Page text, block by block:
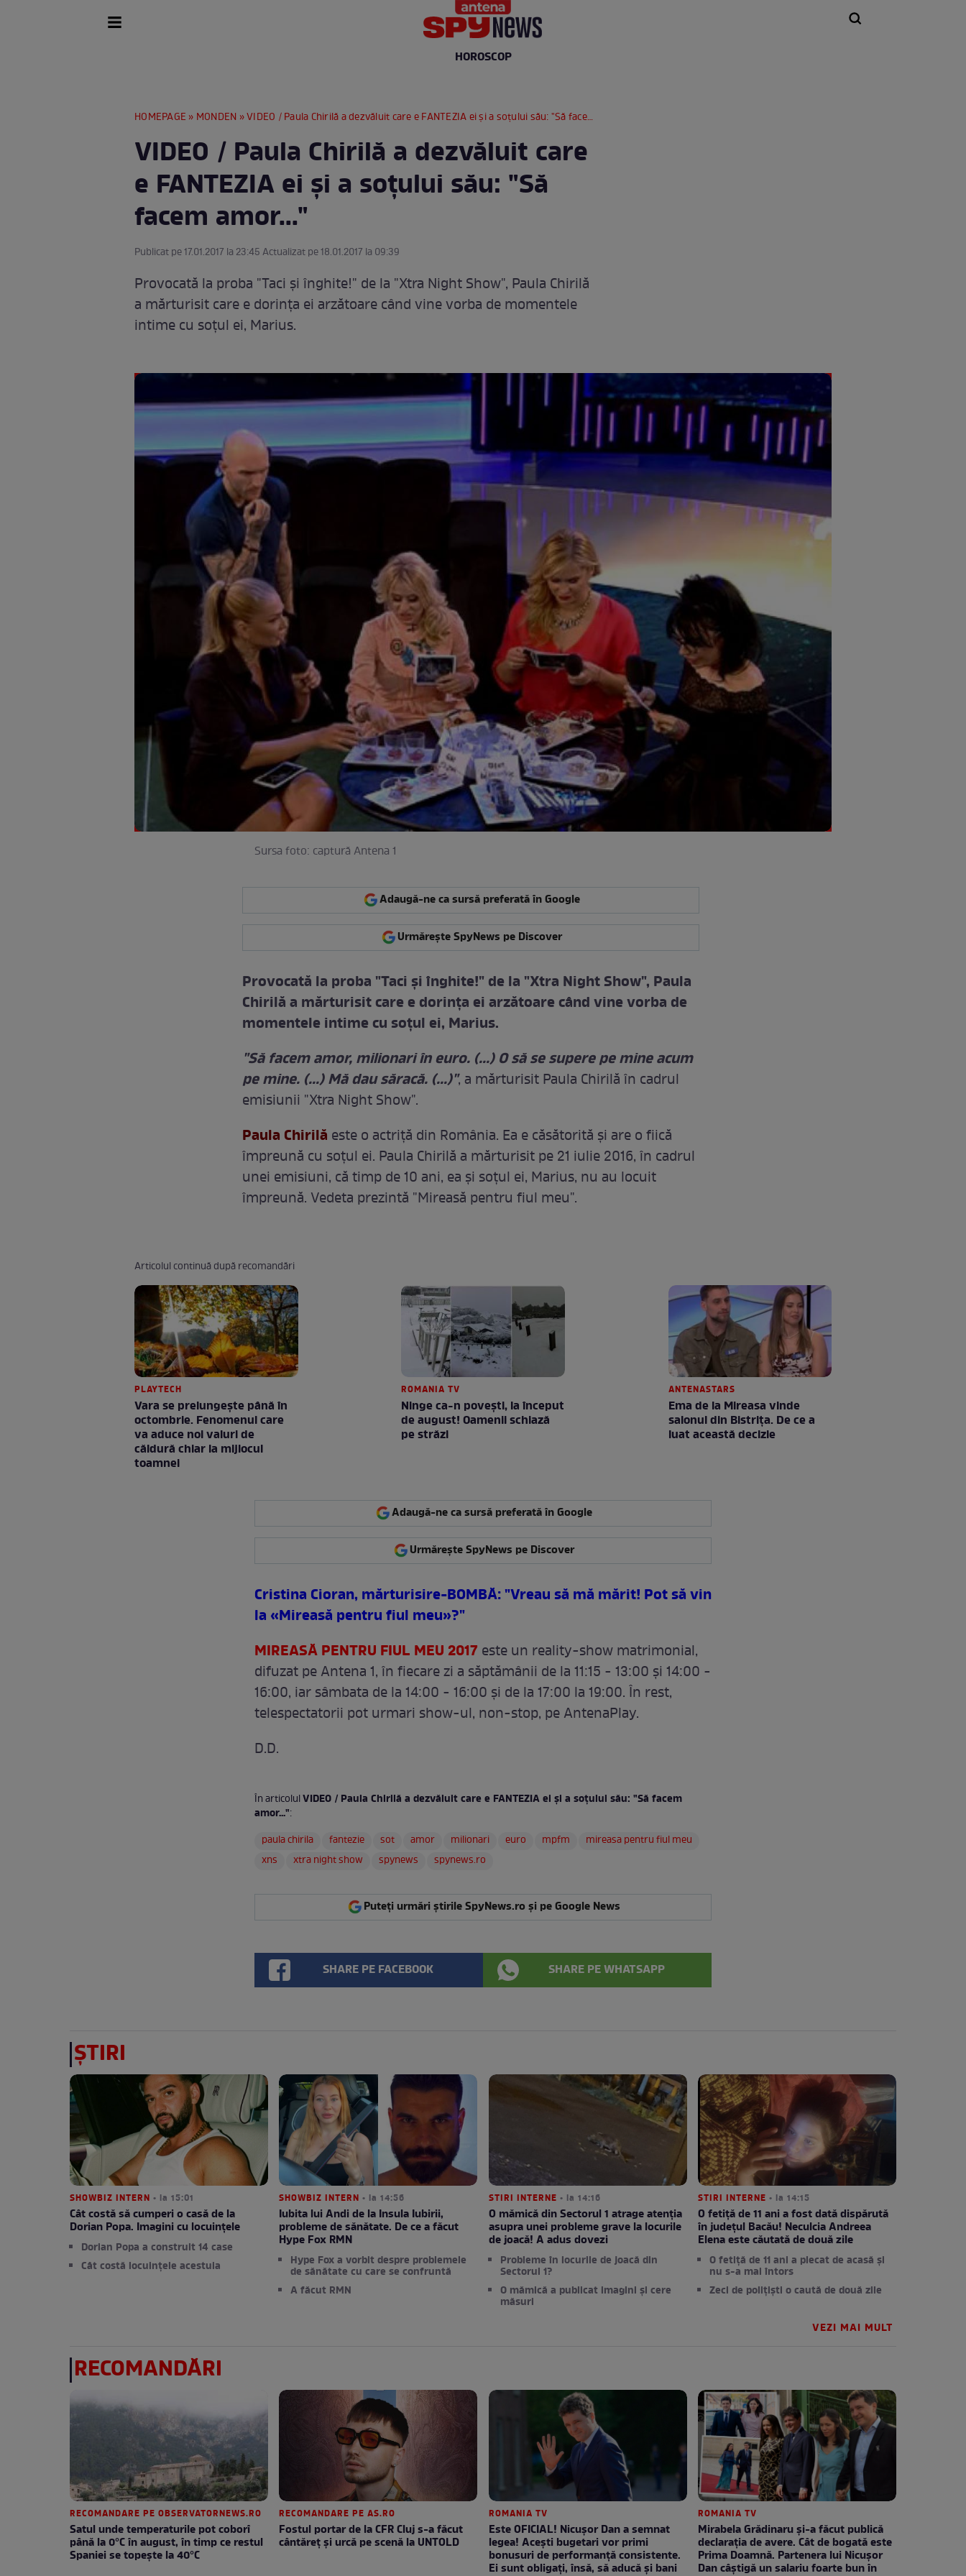
HOROSCOP
HOMEPAGE » MONDEN » VIDEO / Paula Chirilă a dezvăluit care e FANTEZIA ei şi a soţului său: "Să facem amor..."
VIDEO / Paula Chirilă a dezvăluit care
e FANTEZIA ei şi a soţului său: "Să
facem amor..."
Publicat pe 17.01.2017 la 23:45 Actualizat pe 18.01.2017 la 09:39
Provocată la proba "Taci şi înghite!" de la "Xtra Night Show", Paula Chirilă
a mărturisit care e dorinţa ei arzătoare când vine vorba de momentele
intime cu soţul ei, Marius.
Sursa foto: captură Antena 1
Adaugă-ne ca sursă preferată în Google
Urmărește SpyNews pe Discover
Provocată la proba "Taci şi înghite!" de la "Xtra Night Show", Paula
Chirilă a mărturisit care e dorinţa ei arzătoare când vine vorba de
momentele intime cu soţul ei, Marius.
"Să facem amor, milionari în euro. (...) O să se supere pe mine acum
pe mine. (...) Mă dau săracă. (...)", a mărturisit Paula Chirilă în cadrul
emisiunii "Xtra Night Show".
Paula Chirilă este o actriţă din România. Ea e căsătorită şi are o fiică
împreună cu soţul ei. Paula Chirilă a mărturisit pe 21 iulie 2016, în cadrul
unei emisiuni, că timp de 10 ani, ea și soțul ei, Marius, nu au locuit
împreună. Vedeta prezintă "Mireasă pentru fiul meu".
Articolul continuă după recomandări
PLAYTECH
Vara se prelungeşte până în
octombrie. Fenomenul care
va aduce noi valuri de
căldură chiar la mijlocul
toamnei
ROMANIA TV
Ninge ca-n povești, la început
de august! Oamenii schiază
pe străzi
ANTENASTARS
Ema de la Mireasa vinde
salonul din Bistrița. De ce a
luat această decizie
Adaugă-ne ca sursă preferată în Google
Urmărește SpyNews pe Discover
Cristina Cioran, mărturisire-BOMBĂ: "Vreau să mă mărit! Pot să vin
la «Mireasă pentru fiul meu»?"
MIREASĂ PENTRU FIUL MEU 2017 este un reality-show matrimonial,
difuzat pe Antena 1, în fiecare zi a săptămânii de la 11:15 - 13:00 şi 14:00 -
16:00, iar sâmbata de la 14:00 - 16:00 şi de la 17:00 la 19:00. În rest,
telespectatorii pot urmari show-ul, non-stop, pe AntenaPlay.
D.D.
În articolulVIDEO / Paula Chirilă a dezvăluit care e FANTEZIA ei şi a soţului său: "Să facem
amor...":
paula chirila
fantezie sot amor milionari euro mpfm
mireasa pentru fiul meu
xns
xtra night show spynews spynews.ro
Puteți urmări știrile SpyNews.ro și pe Google News
SHARE PE FACEBOOK SHARE PE WHATSAPP
ȘTIRI
SHOWBIZ INTERN • la 15:01
Cât costă să cumperi o casă de la
Dorian Popa. Imagini cu locuințele
Dorian Popa a construit 14 case
Cât costă locuințele acestuia
SHOWBIZ INTERN • la 14:56
Iubita lui Andi de la Insula Iubirii,
probleme de sănătate. De ce a făcut
Hype Fox RMN
Hype Fox a vorbit despre problemele
de sănătate cu care se confruntă
A făcut RMN
STIRI INTERNE • la 14:16
O mămică din Sectorul 1 atrage atenția
asupra unei probleme grave la locurile
de joacă! A adus dovezi
Probleme în locurile de joacă din
Sectorul 1?
O mămică a publicat imagini și cere
măsuri
STIRI INTERNE • la 14:15
O fetiță de 11 ani a fost dată dispărută
în județul Bacău! Neculcia Andreea
Elena este căutată de două zile
O fetiță de 11 ani a plecat de acasă și
nu s-a mai întors
Zeci de polițiști o caută de două zile
VEZI MAI MULT
RECOMANDĂRI
RECOMANDARE PE OBSERVATORNEWS.RO
Satul unde temperaturile pot coborî
până la 0°C în august, în timp ce restul
Spaniei se topește la 40°C
RECOMANDARE PE AS.RO
Fostul portar de la CFR Cluj s-a făcut
cântăreţ şi urcă pe scenă la UNTOLD
ROMANIA TV
Este OFICIAL! Nicușor Dan a semnat
legea! Acești bugetari vor primi
bonusuri de performanță consistente.
Ei sunt obligați, însă, să aducă și bani
ROMANIA TV
Mirabela Grădinaru și-a făcut publică
declarația de avere. Cât de bogată este
Prima Doamnă. Partenera lui Nicușor
Dan câștigă un salariu foarte bun în